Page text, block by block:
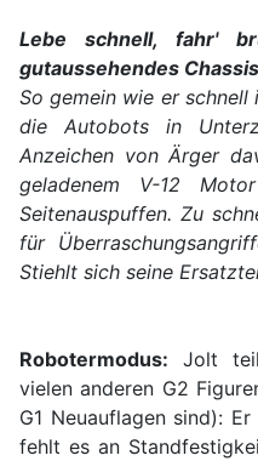
Lebe schnell, fahr'
gutaussehendes
So gemein wie er
die Autobots in
Anzeichen von Ärger
geladenem V-12
Seitenauspuffen. Zu
für
Stiehlt sich seine
Robotermodus: Jolt
vielen anderen G2
G1 Neuauflagen sind):
fehlt es an